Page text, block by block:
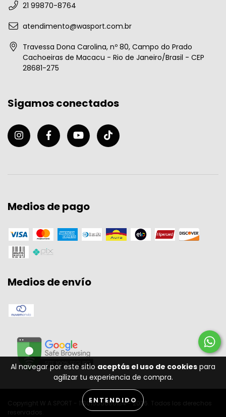
Al navegar por este sitio aceptás el uso de cookies para
agilizar tu experiencia de compra.
ENTENDIDO
21 99870-8764
atendimento@wasport.com.br
Travessa Dona Carolina, nº 80, Campo do Prado
Cachoeiras de Macacu - Rio de Janeiro/Brasil - CEP
28681-275
Sigamos conectados
Medios de pago
Medios de envío
Copyright W A SPORT - 11301556000134 - 2026. Todos los derechos
reservados.